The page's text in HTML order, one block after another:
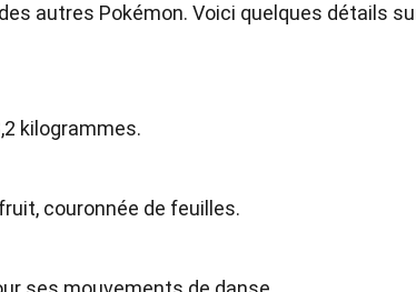
autres Pokémon. Voici quelques détails
kilogrammes.
couronnée de feuilles.